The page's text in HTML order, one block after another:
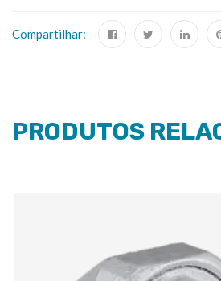
Compartilhar:
PRODUTOS